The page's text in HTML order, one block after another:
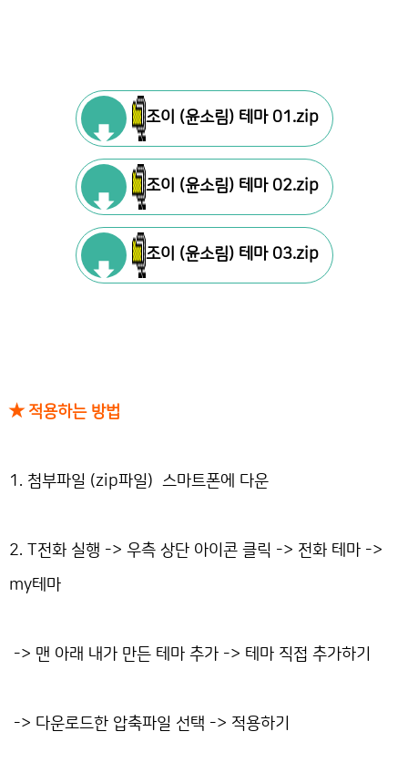
조이 (윤소림) 테마 01.zip
조이 (윤소림) 테마 02.zip
조이 (윤소림) 테마 03.zip
★ 적용하는 방법
1. 첨부파일 (zip파일) 스마트폰에 다운
2. T전화 실행 -> 우측 상단 아이콘 클릭 -> 전화 테마 ->
my테마
-> 맨 아래 내가 만든 테마 추가 -> 테마 직접 추가하기
-> 다운로드한 압축파일 선택 -> 적용하기